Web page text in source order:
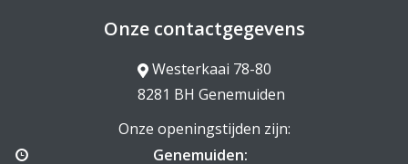
Onze contactgegevens
Westerkaai 78-80
8281 BH Genemuiden
Onze openingstijden zijn:
Genemuiden: